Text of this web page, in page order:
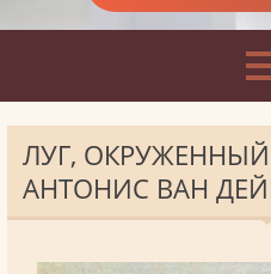
ЛУГ,
АНТОНИС ВАН